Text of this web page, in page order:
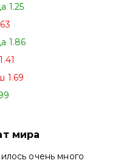
1.25
1.86
1.69
мира
очень много